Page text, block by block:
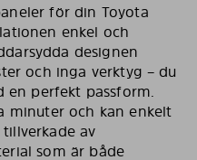
för din Toyota
enkel och
designen
och inga verktyg – du
perfekt passform.
minuter och kan enkelt
av
som är både